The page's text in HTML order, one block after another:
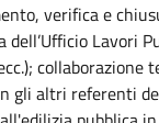
verifica e
Lavori
collaborazione
gli altri referenti